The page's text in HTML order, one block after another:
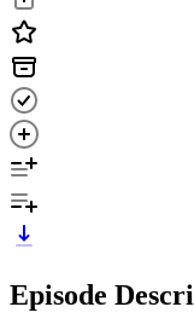
Episode